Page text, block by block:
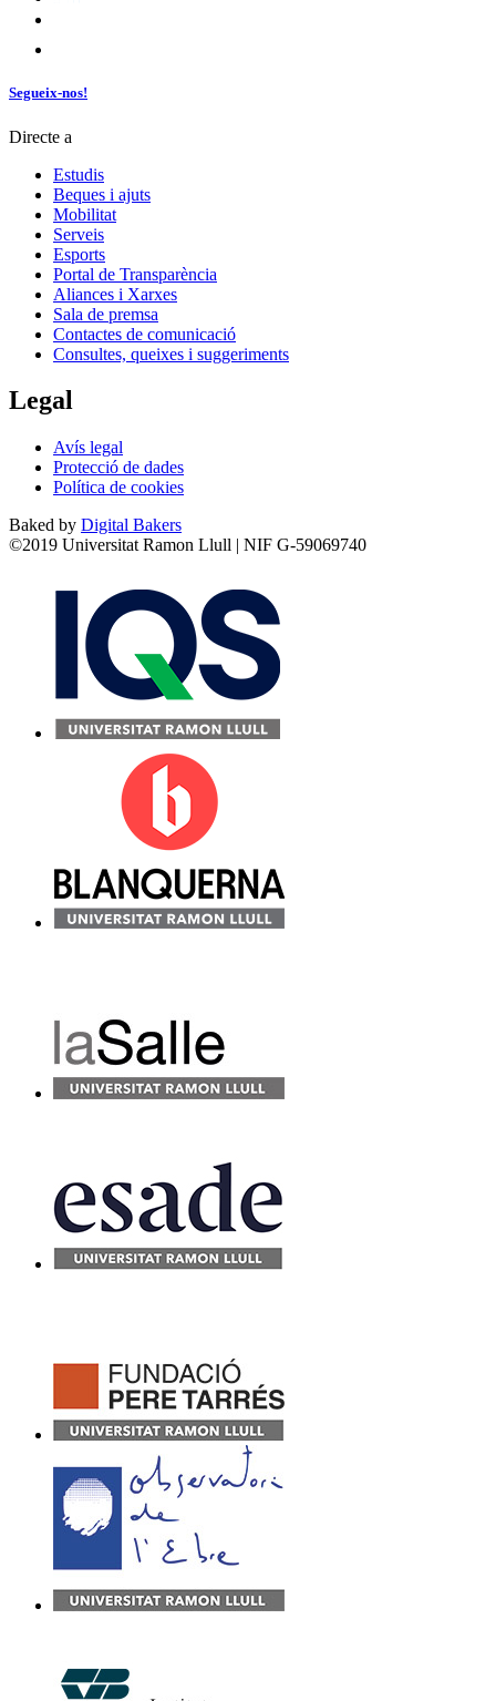
Segueix-nos!
Directe a
Estudis
Beques i ajuts
Mobilitat
Serveis
Esports
Portal de Transparència
Aliances i Xarxes
Sala de premsa
Contactes de comunicació
Consultes, queixes i suggeriments
Legal
Avís legal
Protecció de dades
Política de cookies
Baked by Digital Bakers
©2019 Universitat Ramon Llull | NIF G-59069740